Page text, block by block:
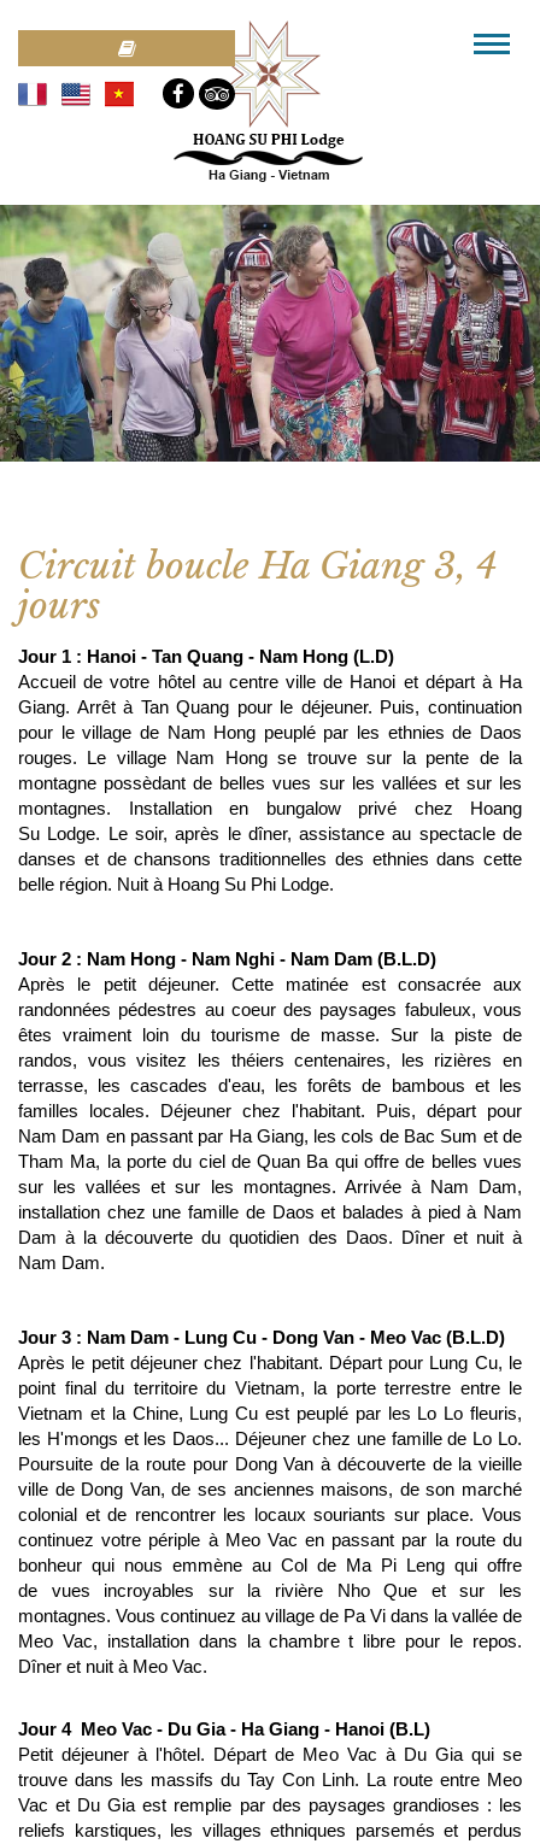
Circuit boucle Ha Giang 3, 4
jours
Jour 1 : Hanoi - Tan Quang - Nam Hong (L.D)
Accueil de votre hôtel au centre ville de Hanoi et départ à Ha
Giang. Arrêt à Tan Quang pour le déjeuner. Puis, continuation
pour le village de Nam Hong peuplé par les ethnies de Daos
rouges. Le village Nam Hong se trouve sur la pente de la
montagne possèdant de belles vues sur les vallées et sur les
montagnes. Installation en bungalow privé chez Hoang
Su Lodge. Le soir, après le dîner, assistance au spectacle de
danses et de chansons traditionnelles des ethnies dans cette
belle région. Nuit à Hoang Su Phi Lodge.
Jour 2 : Nam Hong - Nam Nghi - Nam Dam (B.L.D)
Après le petit déjeuner. Cette matinée est consacrée aux
randonnées pédestres au coeur des paysages fabuleux, vous
êtes vraiment loin du tourisme de masse. Sur la piste de
randos, vous visitez les théiers centenaires, les rizières en
terrasse, les cascades d'eau, les forêts de bambous et les
familles locales. Déjeuner chez l'habitant. Puis, départ pour
Nam Dam en passant par Ha Giang, les cols de Bac Sum et de
Tham Ma, la porte du ciel de Quan Ba qui offre de belles vues
sur les vallées et sur les montagnes. Arrivée à Nam Dam,
installation chez une famille de Daos et balades à pied à Nam
Dam à la découverte du quotidien des Daos. Dîner et nuit à
Nam Dam.
Jour 3 : Nam Dam - Lung Cu - Dong Van - Meo Vac (B.L.D)
Après le petit déjeuner chez l'habitant. Départ pour Lung Cu, le
point final du territoire du Vietnam, la porte terrestre entre le
Vietnam et la Chine, Lung Cu est peuplé par les Lo Lo fleuris,
les H'mongs et les Daos... Déjeuner chez une famille de Lo Lo.
Poursuite de la route pour Dong Van à découverte de la vieille
ville de Dong Van, de ses anciennes maisons, de son marché
colonial et de rencontrer les locaux souriants sur place. Vous
continuez votre périple à Meo Vac en passant par la route du
bonheur qui nous emmène au Col ​​de Ma Pi Leng qui offre
de vues incroyables sur la rivière Nho Que et sur les
montagnes. Vous continuez au village de Pa Vi dans la vallée de
Meo Vac, installation dans la chambre t libre pour le repos.
Dîner et nuit à Meo Vac.
Jour 4 Meo Vac - Du Gia - Ha Giang - Hanoi (B.L)
Petit déjeuner à l'hôtel. Départ de Meo Vac à Du Gia qui se
trouve dans les massifs du Tay Con Linh. La route entre Meo
Vac et Du Gia est remplie par des paysages grandioses : les
reliefs karstiques, les villages ethniques parsemés et perdus